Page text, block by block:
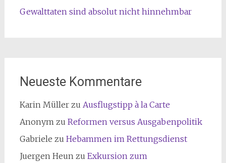
Gewalttaten sind absolut nicht hinnehmbar
Neueste Kommentare
Karin Müllerzu Ausflugstipp à la Carte
Anonym zu Reformen versus Ausgabenpolitik
Gabriele zu Hebammen im Rettungsdienst
Juergen Heun zu Exkursion zum